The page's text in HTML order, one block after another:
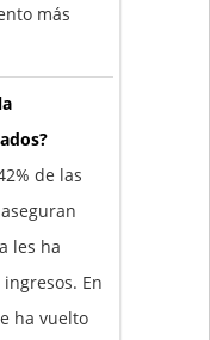
más
de las
les ha
En
ha vuelto